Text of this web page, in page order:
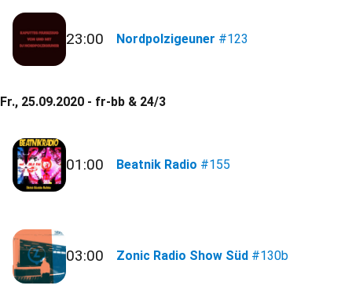
23:00 Nordpolzigeuner #123
Fr., 25.09.2020 - fr-bb & 24/3
01:00 Beatnik Radio #155
03:00 Zonic Radio Show Süd #130b